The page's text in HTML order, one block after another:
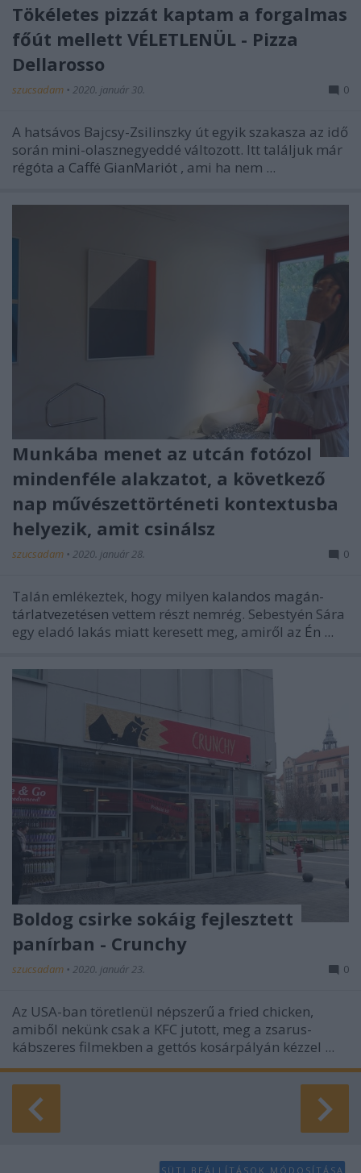
Tökéletes pizzát kaptam a forgalmas
főút mellett VÉLETLENÜL - Pizza
Dellarosso
szucsadam • 2020. január 30. 0
A hatsávos Bajcsy-Zsilinszky út egyik szakasza az idő
során mini-olasznegyeddé változott. Itt találjuk már
régóta a Caffé GianMariót , ami ha nem ...
Munkába menet az utcán fotózol
mindenféle alakzatot, a következő
nap művészettörténeti kontextusba
helyezik, amit csinálsz
szucsadam • 2020. január 28. 0
Talán emlékeztek, hogy milyen kalandos magán-
tárlatvezetésen vettem részt nemrég. Sebestyén Sára
egy eladó lakás miatt keresett meg, amiről az Én ...
Boldog csirke sokáig fejlesztett
panírban - Crunchy
szucsadam • 2020. január 23. 0
Az USA-ban töretlenül népszerű a fried chicken,
amiből nekünk csak a KFC jutott, meg a zsarus-
kábszeres filmekben a gettós kosárpályán kézzel ...
SÜTI BEÁLLÍTÁSOK MÓDOSÍTÁSA